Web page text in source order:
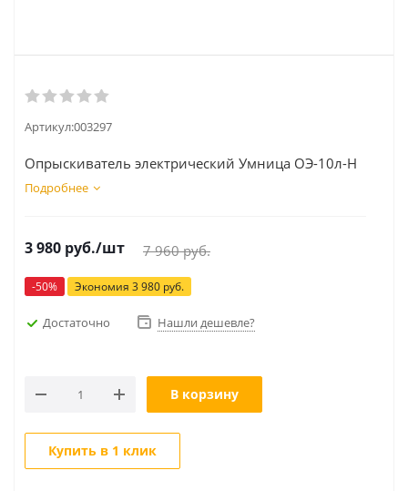
Артикул:003297
Опрыскиватель электрический Умница ОЭ-10л-Н
Подробнее
3 980 руб./шт 7 960руб.
-50% Экономия 3 980 руб.
Достаточно Нашли дешевле?
В корзину
Купить в 1 клик